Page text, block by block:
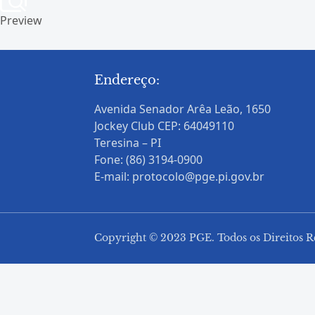
Preview
Endereço:
Avenida Senador Arêa Leão, 1650
Jockey Club CEP: 64049110
Teresina – PI
Fone: (86) 3194-0900
E-mail: protocolo@pge.pi.gov.br
Copyright © 2023 PGE. Todos os Direitos